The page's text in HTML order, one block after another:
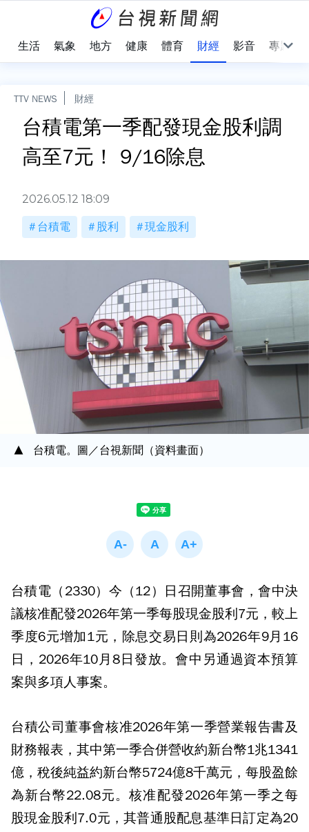
生活 氣象 地方 健康 體育 財經 影音 專題
TTV NEWS 財經
台積電第一季配發現金股利調
高至7元！ 9/16除息
2026.05.12 18:09
台積電 股利 現金股利
台積電。圖／台視新聞（資料畫面）
台積電（2330）今（12）日召開董事會，會中決
議核准配發2026年第一季每股現金股利7元，較上
季度6元增加1元，除息交易日則為2026年9月16
日，2026年10月8日發放。會中另通過資本預算
案與多項人事案。
台積公司董事會核准2026年第一季營業報告書及
財務報表，其中第一季合併營收約新台幣1兆1341
億，稅後純益約新台幣5724億8千萬元，每股盈餘
為新台幣22.08元。核准配發2026年第一季之每
股現金股利7.0元，其普通股配息基準日訂定為20